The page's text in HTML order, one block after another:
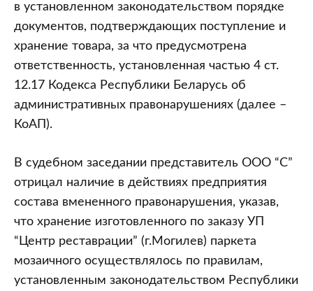
в установленном законодательством порядке
документов, подтверждающих поступление и
хранение товара, за что предусмотрена
ответственность, установленная частью 4 ст.
12.17 Кодекса Республики Беларусь об
административных правонарушениях (далее –
КоАП).
В судебном заседании представитель ООО “С”
отрицал наличие в действиях предприятия
состава вмененного правонарушения, указав,
что хранение изготовленного по заказу УП
“Центр реставрации” (г.Могилев) паркета
мозаичного осуществлялось по правилам,
установленным законодательством Республики